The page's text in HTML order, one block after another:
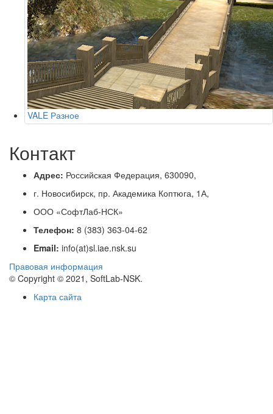
VALE Разное
Контакт
Адрес: Российская Федерация, 630090,
г. Новосибирск, пр. Академика Коптюга, 1А,
ООО «СофтЛаб-НСК»
Телефон: 8 (383) 363-04-62
Email: info(at)sl.iae.nsk.su
Правовая информация
© Copyright © 2021, SoftLab-NSK.
Карта сайта